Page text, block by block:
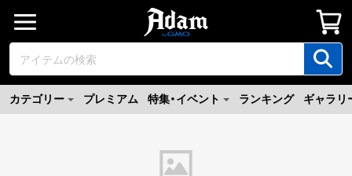
カテゴリー プレミアム 特集・イベント ランキング ギャラリ